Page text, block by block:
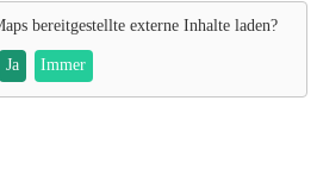
bereitgestellte externe Inhalte laden?
Ja Immer